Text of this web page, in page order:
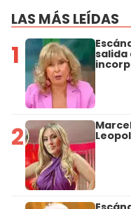
LAS MÁS LEÍDAS
1 salida
2